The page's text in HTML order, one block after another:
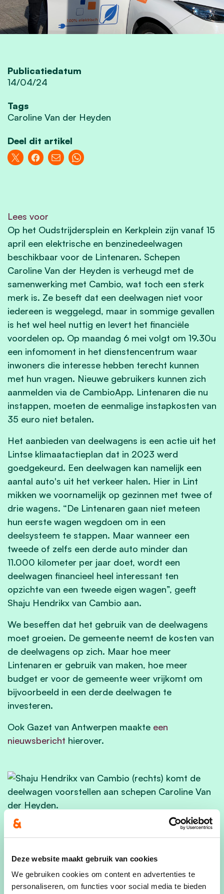
Deze website maakt gebruik van cookies
We gebruiken cookies om content en advertenties te
personaliseren, om functies voor social media te bieden
Publicatiedatum
14/04/24
Tags
Caroline Van der Heyden
Deel dit artikel
Lees voor
Op het Oudstrijdersplein en Kerkplein zijn vanaf 15
april een elektrische en benzinedeelwagen
beschikbaar voor de Lintenaren. Schepen
Caroline Van der Heyden is verheugd met de
samenwerking met Cambio, wat toch een sterk
merk is. Ze beseft dat een deelwagen niet voor
iedereen is weggelegd, maar in sommige gevallen
is het wel heel nuttig en levert het financiële
voordelen op. Op maandag 6 mei volgt om 19.30u
een infomoment in het dienstencentrum waar
inwoners die interesse hebben terecht kunnen
met hun vragen. Nieuwe gebruikers kunnen zich
aanmelden via de CambioApp. Lintenaren die nu
instappen, moeten de eenmalige instapkosten van
35 euro niet betalen.
Het aanbieden van deelwagens is een actie uit het
Lintse klimaatactieplan dat in 2023 werd
goedgekeurd. Een deelwagen kan namelijk een
aantal auto's uit het verkeer halen. Hier in Lint
mikken we voornamelijk op gezinnen met twee of
drie wagens. “De Lintenaren gaan niet meteen
hun eerste wagen wegdoen om in een
deelsysteem te stappen. Maar wanneer een
tweede of zelfs een derde auto minder dan
11.000 kilometer per jaar doet, wordt een
deelwagen financieel heel interessant ten
opzichte van een tweede eigen wagen”, geeft
Shaju Hendrikx van Cambio aan.
We beseffen dat het gebruik van de deelwagens
moet groeien. De gemeente neemt de kosten van
de deelwagens op zich. Maar hoe meer
Lintenaren er gebruik van maken, hoe meer
budget er voor de gemeente weer vrijkomt om
bijvoorbeeld in een derde deelwagen te
investeren.
Ook Gazet van Antwerpen maakte een
nieuwsbericht hierover.